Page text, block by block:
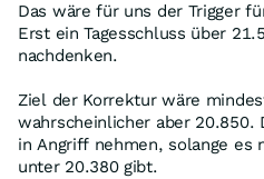
Das wäre für uns der Trigger
Erst ein Tagesschluss über
nachdenken.
Ziel der Korrektur wäre
wahrscheinlicher aber 20.850.
in Angriff nehmen, solange es
unter 20.380 gibt.